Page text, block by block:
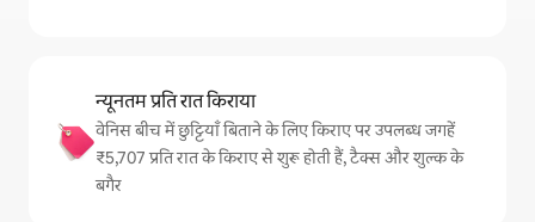
न्यूनतम प्रति रात किराया
वेनिस बीच में छुट्टियाँ बिताने के लिए किराए पर उपलब्ध जगहें
₹5,707 प्रति रात के किराए से शुरू होती हैं, टैक्स और शुल्क के
बगैर